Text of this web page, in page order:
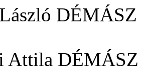
DÉMÁSZ
Attila DÉMÁSZ